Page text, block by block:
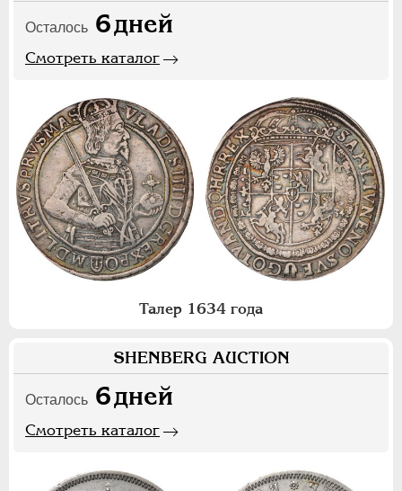
Осталось 6дней
Смотреть каталог
Талер 1634 года
SHENBERG AUCTION
Осталось 6дней
Смотреть каталог